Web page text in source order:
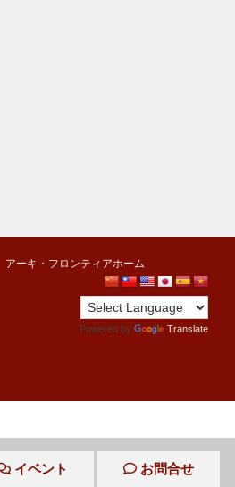
アーキ・フロンティアホーム
Powered by Translate
イベント お問合せ